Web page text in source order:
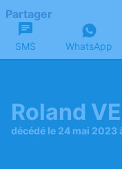
Partager
SMS WhatsApp
Roland
décédé le 24 mai 2023